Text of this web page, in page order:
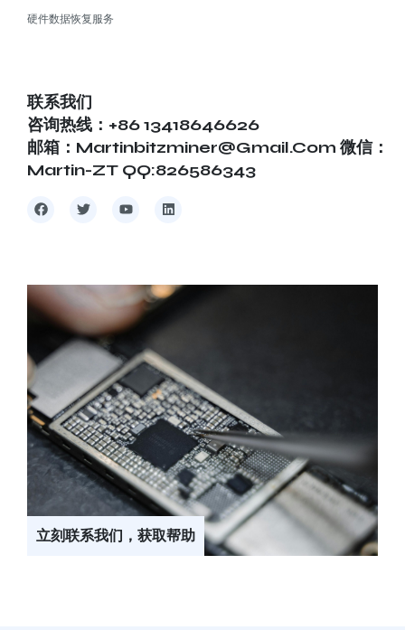
硬件数据恢复服务
联系我们
咨询热线：+86 13418646626
邮箱：martinbitzminer@gmail.com 微信：
Martin-ZT QQ:826586343
立刻联系我们，获取帮助